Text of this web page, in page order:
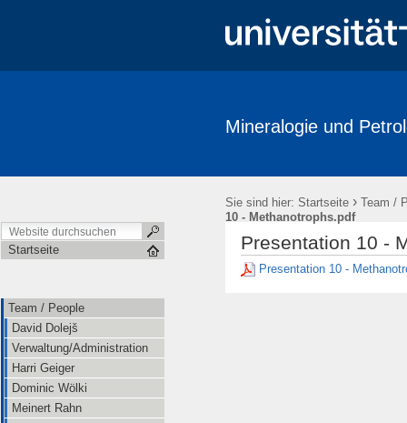
Geschichte / History Downloads
Mineralogie und
Sie sind hier: Startseite › Team /
10 - Methanotrophs.pdf
Startseite
Team / People
David Dolejš
Verwaltung/Administration
Harri Geiger
Dominic Wölki
Meinert Rahn
Presentation 10 -
Presentation 10 -